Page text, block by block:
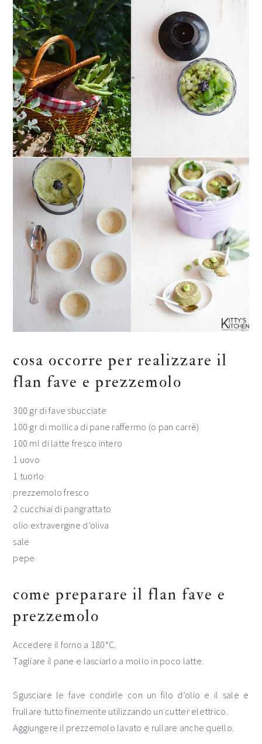
cosa occorre per realizzare il
flan fave e prezzemolo
300 gr di fave sbucciate
100 gr di mollica di pane raffermo (o pan carrè)
100 ml di latte fresco intero
1 uovo
1 tuorlo
prezzemolo fresco
2 cucchiai di pangrattato
olio extravergine d’oliva
sale
pepe
come preparare il flan fave e
prezzemolo
Accedere il forno a 180°C.
Tagliare il pane e lasciarlo a mollo in poco latte.
Sgusciare le fave condirle con un filo d’olio e il sale e
frullare tutto finemente utilizzando un cutter elettrico.
Aggiungere il prezzemolo lavato e rullare anche quello.